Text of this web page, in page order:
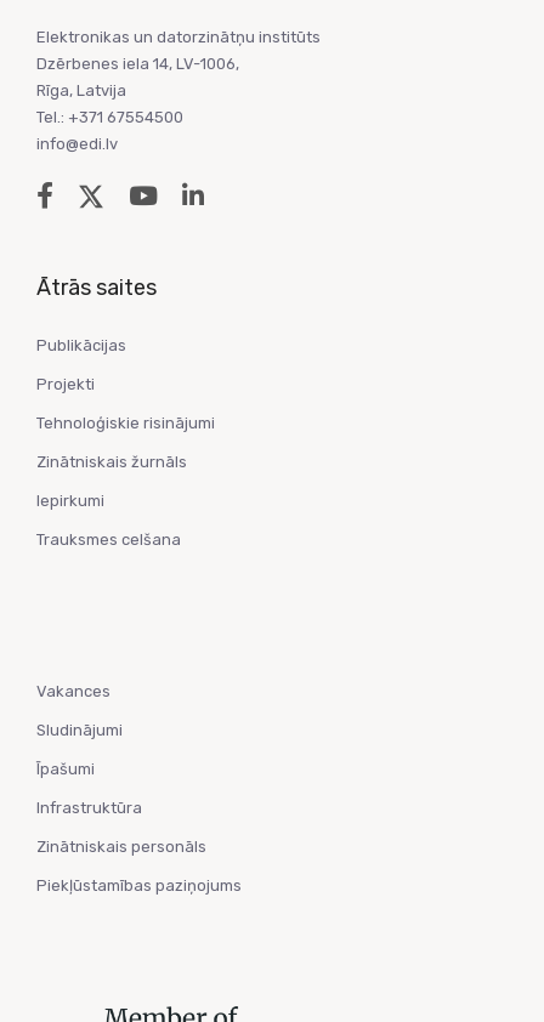
Elektronikas un datorzinātņu institūts
Dzērbenes iela 14, LV-1006,
Rīga, Latvija
Tel.: +371 67554500
info@edi.lv
Ātrās saites
Publikācijas
Projekti
Tehnoloģiskie risinājumi
Zinātniskais žurnāls
Iepirkumi
Trauksmes celšana
Vakances
Sludinājumi
Īpašumi
Infrastruktūra
Zinātniskais personāls
Piekļūstamības paziņojums